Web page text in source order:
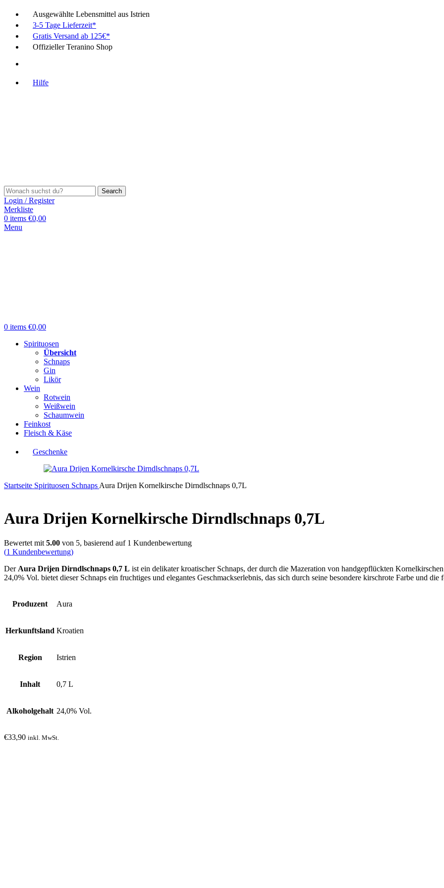
Ausgewählte Lebensmittel aus Istrien
3-5 Tage Lieferzeit*
Gratis Versand ab 125€*
Offizieller Teranino Shop
Hilfe
Search
Login / Register
Merkliste
0 items €0,00
Menu
0 items €0,00
Spirituosen
Übersicht
Schnaps
Gin
Likör
Wein
Rotwein
Weißwein
Schaumwein
Feinkost
Fleisch & Käse
Geschenke
Startseite Spirituosen Schnaps Aura Drijen Kornelkirsche Dirndlschnaps 0,7L
Aura Drijen Kornelkirsche Dirndlschnaps 0,7L
Bewertet mit 5.00 von 5, basierend auf 1 Kundenbewertung
(1 Kundenbewertung)
Der Aura Drijen Dirndlschnaps 0,7 L ist ein delikater kroatischer Schnaps, der durch die Mazeration von handgepflückten
24,0% Vol. bietet dieser Schnaps ein fruchtiges und elegantes Geschmackserlebnis, das sich durch seine besondere kirschrote Farbe und die
Produzent Aura
Herkunftsland Kroatien
Region Istrien
Inhalt 0,7 L
Alkoholgehalt 24,0% Vol.
€33,90 inkl. MwSt.